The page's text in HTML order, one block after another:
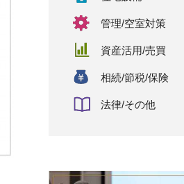
管理/空室対策
資産活用/売買
相続/節税/保険
法律/その他